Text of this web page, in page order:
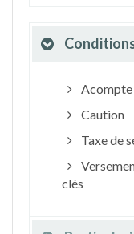
Acompte
Caution
Taxe de
clés